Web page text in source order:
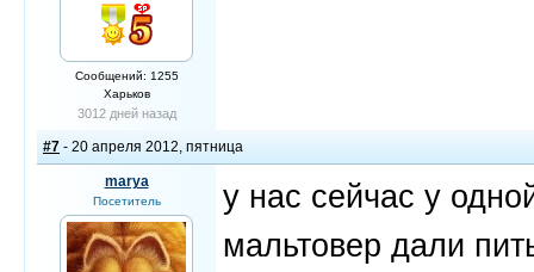
Сообщений: 1255
Харьков
3012 дней назад
#7 - 20 апреля 2012, пятница
marya
Посетитель
у нас сейчас у
мальтовер дали